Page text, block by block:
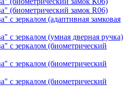
(биометрический замок R06)
с зеркалом (адаптивная замковая
с зеркалом (умная дверная ручка)
с зеркалом (биометрический
с зеркалом (биометрический
с зеркалом (биометрический